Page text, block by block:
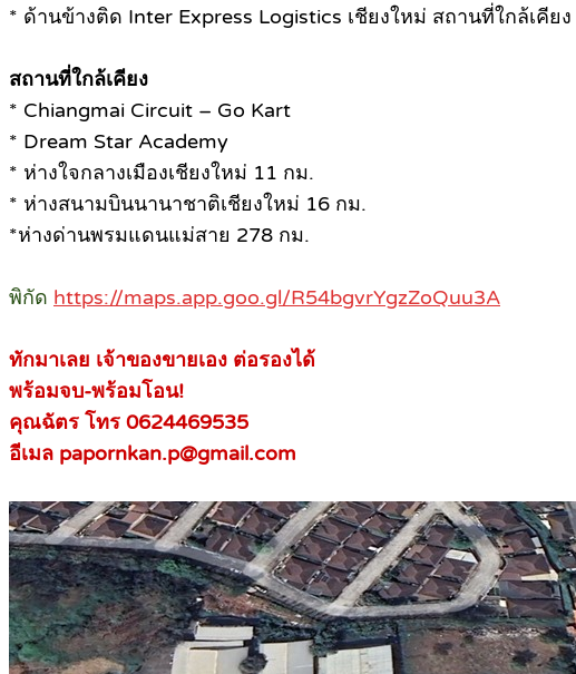
* ด้านข้างติด Inter Express Logistics เชียงใหม่ สถานที่ใกล้เคียง
สถานที่ใกล้เคียง
* Chiangmai Circuit – Go Kart
* Dream Star Academy
* ห่างใจกลางเมืองเชียงใหม่ 11 กม.
* ห่างสนามบินนานาชาติเชียงใหม่ 16 กม.
*ห่างด่านพรมแดนแม่สาย 278 กม.
พิกัด https://maps.app.goo.gl/R54bgvrYgzZoQuu3A
ทักมาเลย เจ้าของขายเอง ต่อรองได้
พร้อมจบ-พร้อมโอน!
คุณฉัตร โทร 0624469535
อีเมล papornkan.p@gmail.com